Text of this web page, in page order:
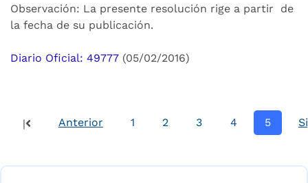
Observación: La presente resolución rige a partir de
la fecha de su publicación.
Diario Oficial: 49777 (05/02/2016)
| Anterior 1 2 3 4 5